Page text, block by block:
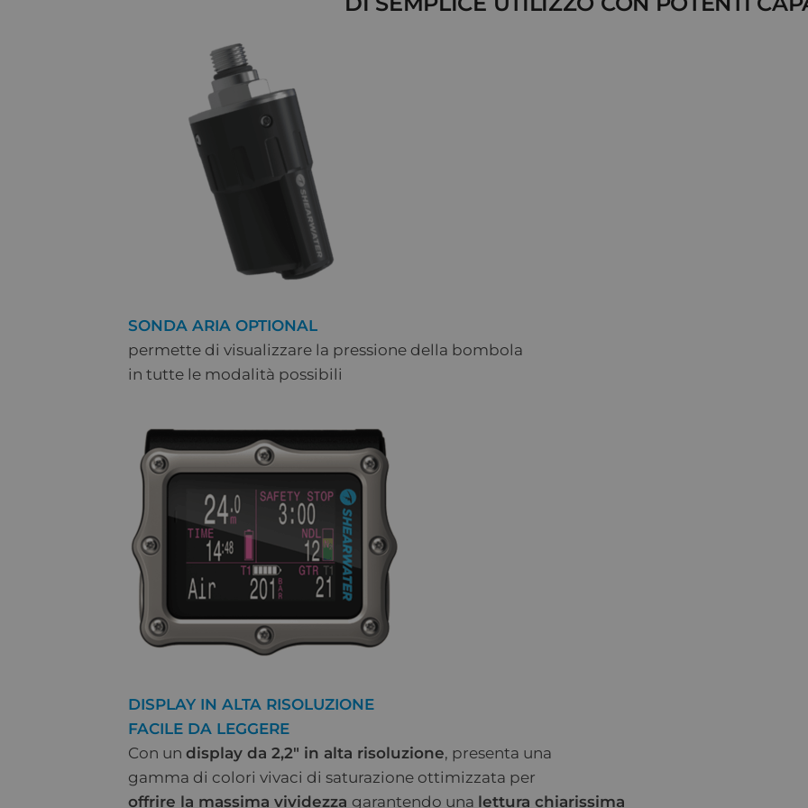
SONDA ARIA OPTIONAL
permette di visualizzare la pressione della bombola
in tutte le modalità possibili
DISPLAY IN ALTA RISOLUZIONE
FACILE DA LEGGERE
Con un display da 2,2″ in alta risoluzione, presenta una
gamma di colori vivaci di saturazione ottimizzata per
offrire la massima vividezza garantendo una lettura chiarissima